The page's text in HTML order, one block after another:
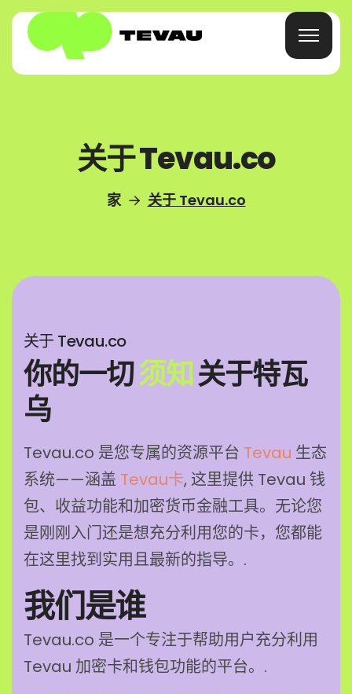
常见问题解答
消息
中文
关于 Tevau.co
家 关于 Tevau.co
关于 Tevau.co
你的一切须知关于特瓦
乌
Tevau.co 是您专属的资源平台 Tevau 生态
系统——涵盖 Tevau卡, 这里提供 Tevau 钱
包、收益功能和加密货币金融工具。无论您
是刚刚入门还是想充分利用您的卡，您都能
在这里找到实用且最新的指导。.
我们是谁
Tevau.co 是一个专注于帮助用户充分利用
Tevau 加密卡和钱包功能的平台。.